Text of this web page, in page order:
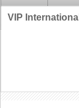
VIP International